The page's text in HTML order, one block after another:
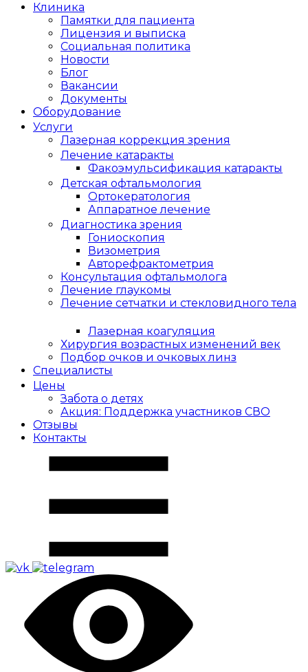
Клиника
Памятки для пациента
Лицензия и выписка
Социальная политика
Новости
Блог
Вакансии
Документы
Оборудование
Услуги
Лазерная коррекция зрения
Лечение катаракты
Факоэмульсификация катаракты
Детская офтальмология
Ортокератология
Аппаратное лечение
Диагностика зрения
Гониоскопия
Визометрия
Авторефрактометрия
Консультация офтальмолога
Лечение глаукомы
Лечение сетчатки и стекловидного тела
Лазерная коагуляция
Хирургия возрастных изменений век
Подбор очков и очковых линз
Специалисты
Цены
Забота о детях
Акция: Поддержка участников СВО
Отзывы
Контакты